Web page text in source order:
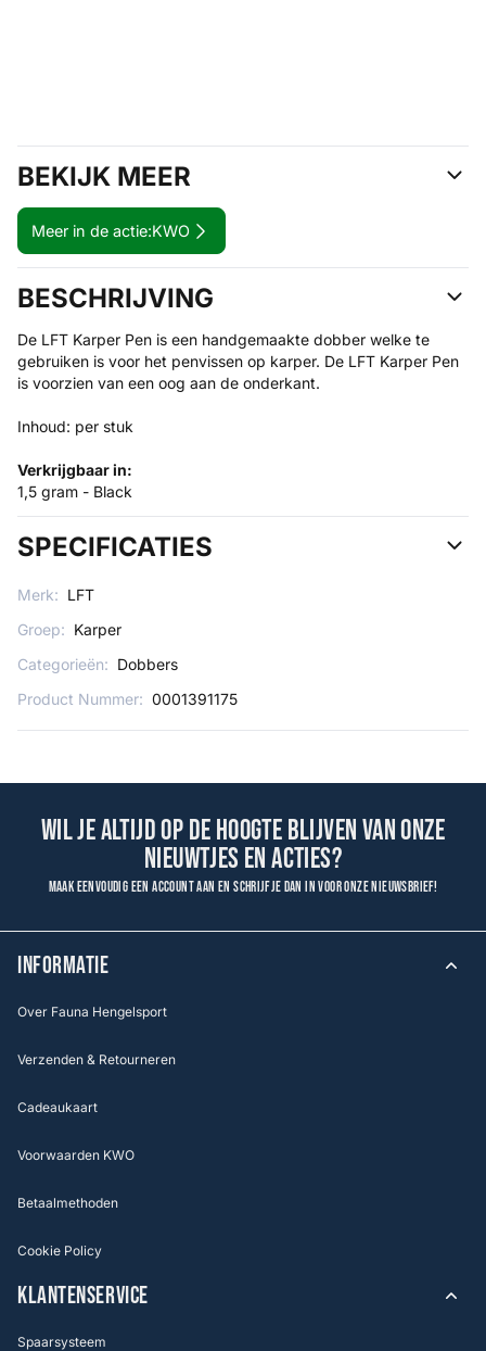
BEKIJK MEER
Meer in de actie:KWO
BESCHRIJVING
De LFT Karper Pen is een handgemaakte dobber welke te
gebruiken is voor het penvissen op karper. De LFT Karper Pen
is voorzien van een oog aan de onderkant.
Inhoud: per stuk
Verkrijgbaar in:
1,5 gram - Black
SPECIFICATIES
Merk: LFT
Groep: Karper
Categorieën: Dobbers
Product Nummer: 0001391175
Wil je altijd op de hoogte blijven van onze
nieuwtjes en acties?
Maak eenvoudig een account aan en schrijf je dan in voor onze nieuwsbrief!
INFORMATIE
Over Fauna Hengelsport
Verzenden & Retourneren
Cadeaukaart
Voorwaarden KWO
Betaalmethoden
Cookie Policy
KLANTENSERVICE
Spaarsysteem